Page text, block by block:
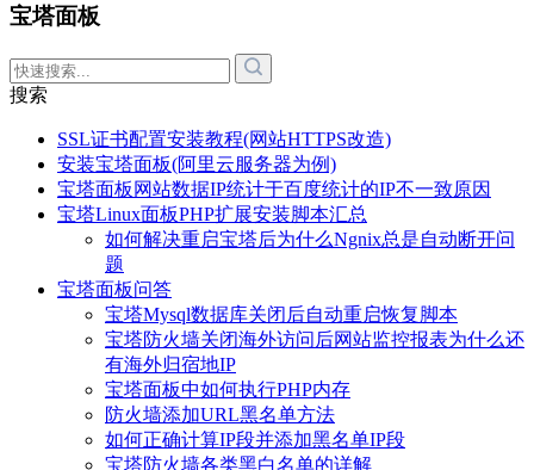
宝塔面板
搜索
SSL证书配置安装教程(网站HTTPS改造)
安装宝塔面板(阿里云服务器为例)
宝塔面板网站数据IP统计于百度统计的IP不一致原因
宝塔Linux面板PHP扩展安装脚本汇总
如何解决重启宝塔后为什么Ngnix总是自动断开问
题
宝塔面板问答
宝塔Mysql数据库关闭后自动重启恢复脚本
宝塔防火墙关闭海外访问后网站监控报表为什么还
有海外归宿地IP
宝塔面板中如何执行PHP内存
防火墙添加URL黑名单方法
如何正确计算IP段并添加黑名单IP段
宝塔防火墙各类黑白名单的详解